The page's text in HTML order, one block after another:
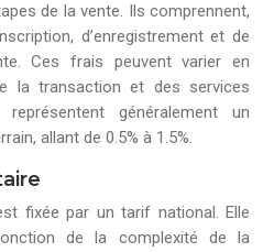
de la vente. Ils comprennent,
d’enregistrement et de
Ces frais peuvent varier en
la transaction et des services
généralement un
allant de 0.5% à 1.5%.
fixée par un tarif national. Elle
de la complexité de la